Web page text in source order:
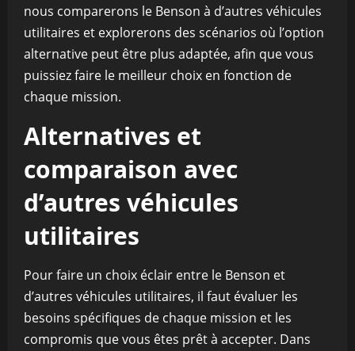
nous comparerons le Benson à d’autres véhicules
utilitaires et explorerons des scénarios où l’option
alternative peut être plus adaptée, afin que vous
puissiez faire le meilleur choix en fonction de
chaque mission.
Alternatives et
comparaison avec
d’autres véhicules
utilitaires
Pour faire un choix éclair entre le Benson et
d’autres véhicules utilitaires, il faut évaluer les
besoins spécifiques de chaque mission et les
compromis que vous êtes prêt à accepter. Dans